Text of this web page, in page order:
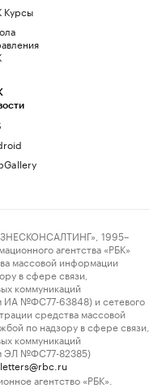
Курсы
1995–
агентства «РБК»
массовой информации
в сфере связи,
коммуникаций
ИА №ФС77-63848) и сетевого
средства массовой
по надзору в сфере связи,
коммуникаций
ЭЛ №ФС77-82385)
letters@rbc.ru
агентство «РБК».